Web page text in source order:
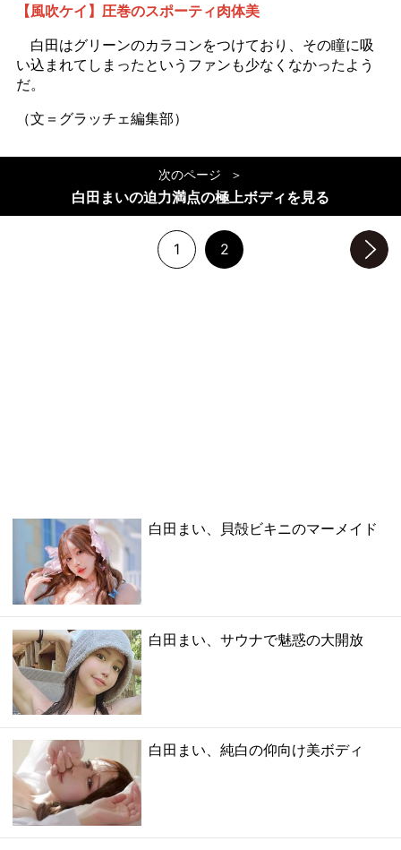
【風吹ケイ】圧巻のスポーティ肉体美
白田はグリーンのカラコンをつけており、その瞳に吸
い込まれてしまったというファンも少なくなかったよう
だ。
（文＝グラッチェ編集部）
次のページ
白田まいの迫力満点の極上ボディを見る
1 2
白田まい、貝殻ビキニのマーメイド
白田まい、サウナで魅惑の大開放
白田まい、純白の仰向け美ボディ